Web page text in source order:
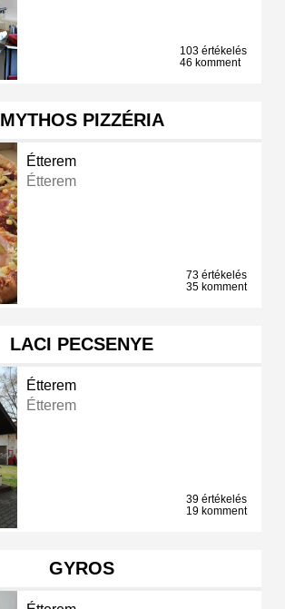
103 értékelés
46 komment
MYTHOS PIZZÉRIA
Étterem
Étterem
73 értékelés
35 komment
LACI PECSENYE
Étterem
Étterem
39 értékelés
19 komment
GYROS